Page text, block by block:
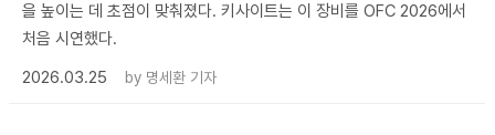
을 높이는 데 초점이 맞춰졌다. 키사이트는 이 장비를 OFC 2026에서
처음 시연했다.
2026.03.25
by 명세환 기자